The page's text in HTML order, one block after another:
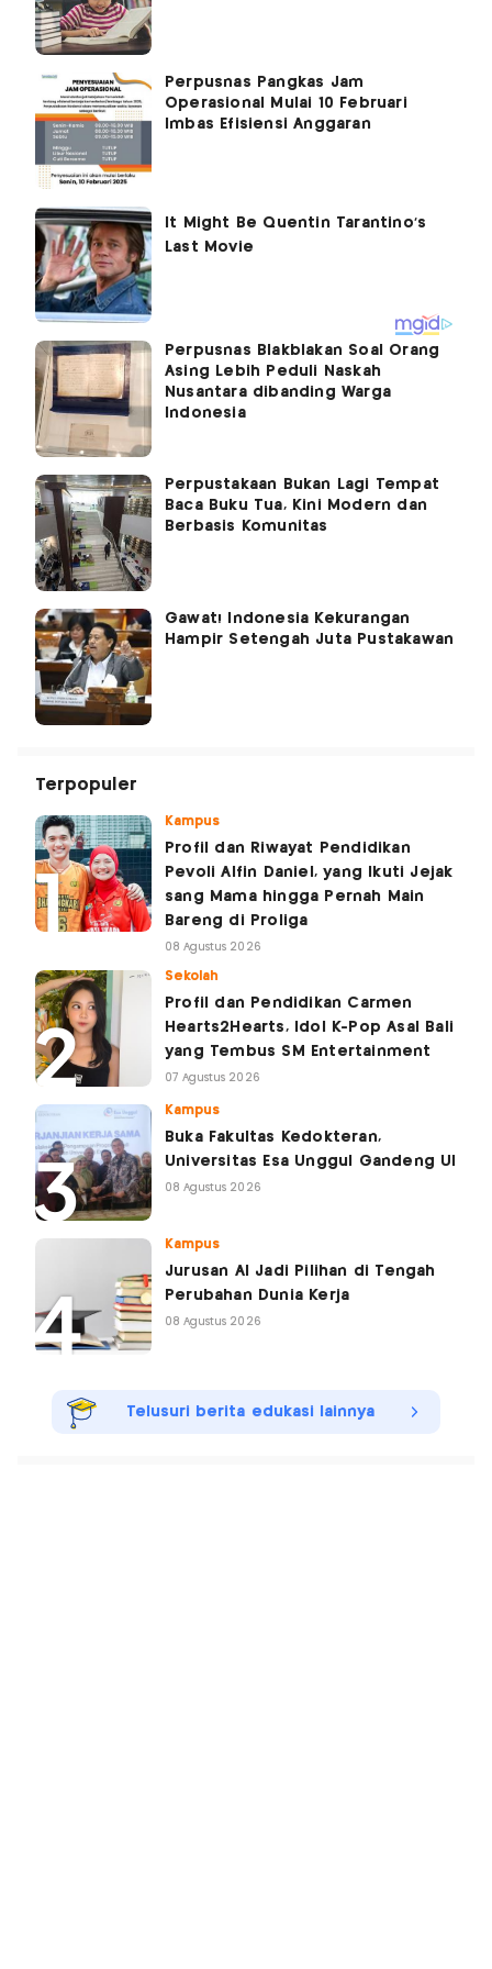
Perpusnas Pangkas Jam
Operasional Mulai 10 Februari
Imbas Efisiensi Anggaran
Perpusnas Blakblakan Soal Orang
Asing Lebih Peduli Naskah
Nusantara dibanding Warga
Indonesia
Perpustakaan Bukan Lagi Tempat
Baca Buku Tua, Kini Modern dan
Berbasis Komunitas
Gawat! Indonesia Kekurangan
Hampir Setengah Juta Pustakawan
Terpopuler
Kampus
Profil dan Riwayat Pendidikan
Pevoli Alfin Daniel, yang Ikuti Jejak
sang Mama hingga Pernah Main
Bareng di Proliga
08 Agustus 2026
Sekolah
Profil dan Pendidikan Carmen
Hearts2Hearts, Idol K-Pop Asal Bali
yang Tembus SM Entertainment
07 Agustus 2026
Kampus
Buka Fakultas Kedokteran,
Universitas Esa Unggul Gandeng UI
08 Agustus 2026
Kampus
Jurusan AI Jadi Pilihan di Tengah
Perubahan Dunia Kerja
08 Agustus 2026
Telusuri berita edukasi lainnya